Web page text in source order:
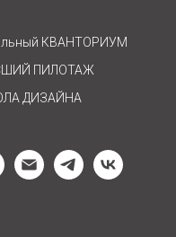
КВАНТОРИУМ
ПИЛОТАЖ
ДИЗАЙНА